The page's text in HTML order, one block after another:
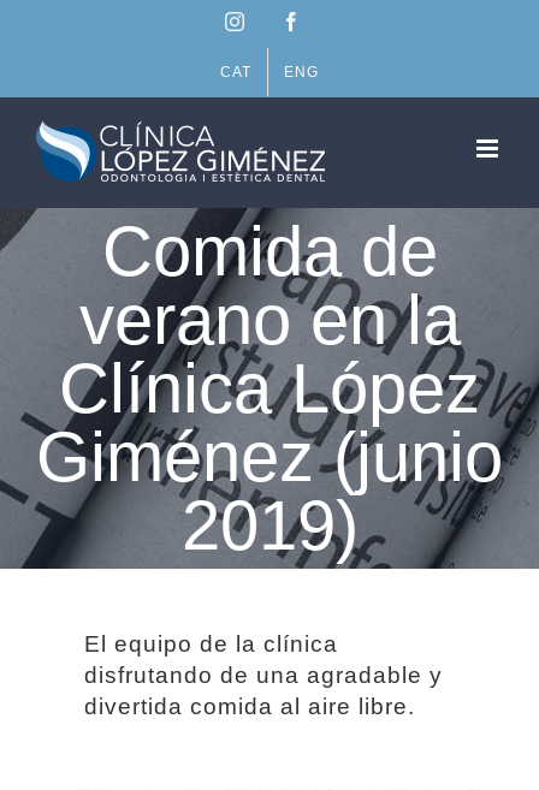
Instagram
CAT ENG
Comida de
verano en la
Clínica López
Giménez (junio
2019)
El equipo de la clínica
disfrutando de una agradable y
divertida comida al aire libre.